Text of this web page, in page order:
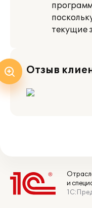
текущие
Отзыв
и